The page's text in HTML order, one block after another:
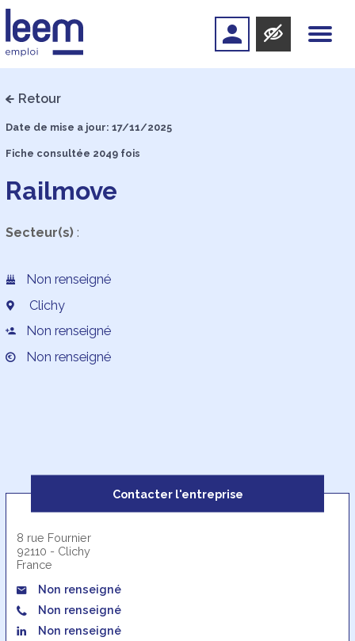
Retour
Date de mise a jour: 17/11/2025
Fiche consultée 2049 fois
Railmove
Secteur(s):
Non renseigné
Clichy
Non renseigné
Non renseigné
Contacter l'entreprise
8 rue Fournier
92110 - Clichy
France
Non renseigné
Non renseigné
Non renseigné